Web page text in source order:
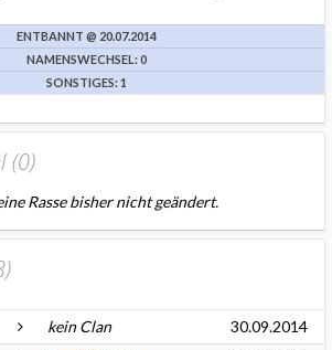
ENTBANNT @ 20.07.2014
NAMENSWECHSEL: 0
SONSTIGES: 1
(0)
Rasse bisher nicht geändert.
)
kein Clan
30.09.2014